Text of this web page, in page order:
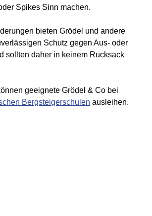
Spikes Sinn machen.
bieten Grödel und andere
Schutz gegen Aus- oder
sollten daher in keinem Rucksack
geeignete Grödel & Co bei
Bergsteigerschulen ausleihen.